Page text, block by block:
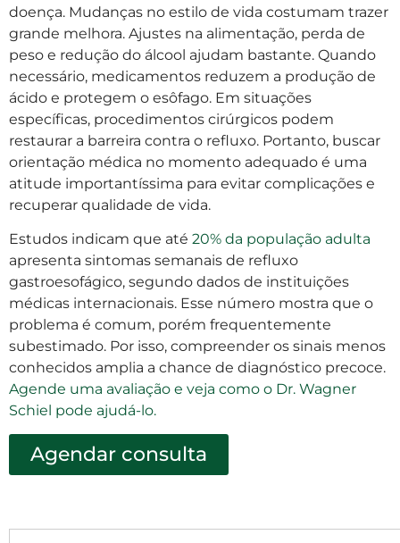
doença. Mudanças no estilo de vida costumam trazer
grande melhora. Ajustes na alimentação, perda de
peso e redução do álcool ajudam bastante. Quando
necessário, medicamentos reduzem a produção de
ácido e protegem o esôfago. Em situações
específicas, procedimentos cirúrgicos podem
restaurar a barreira contra o refluxo. Portanto, buscar
orientação médica no momento adequado é uma
atitude importantíssima para evitar complicações e
recuperar qualidade de vida.
Estudos indicam que até 20% da população adulta
apresenta sintomas semanais de refluxo
gastroesofágico, segundo dados de instituições
médicas internacionais. Esse número mostra que o
problema é comum, porém frequentemente
subestimado. Por isso, compreender os sinais menos
conhecidos amplia a chance de diagnóstico precoce.
Agende uma avaliação e veja como o Dr. Wagner
Schiel pode ajudá-lo.
Agendar consulta